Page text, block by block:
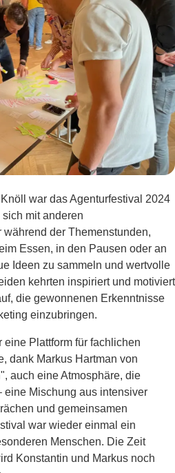
war das Agenturfestival 2024
mit anderen
der Themenstunden,
Essen, in den Pausen oder an
Ideen zu sammeln und wertvolle
kehrten inspiriert und motiviert
die gewonnenen Erkenntnisse
einzubringen.
eine Plattform für fachlichen
dank Markus Hartman von
auch eine Atmosphäre, die
eine Mischung aus intensiver
und gemeinsamen
war wieder einmal ein
Menschen. Die Zeit
Konstantin und Markus noch